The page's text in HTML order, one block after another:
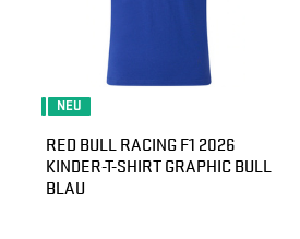
NEU
RED BULL RACING F1 2026
KINDER-T-SHIRT GRAPHIC BULL
BLAU